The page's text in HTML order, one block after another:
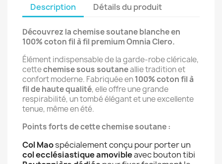
Description Détails du produit
Découvrez la chemise soutane blanche en
100% coton fil à fil premium Omnia Clero.
Élément indispensable de la garde-robe cléricale,
cette chemise sous soutane allie tradition et
confort moderne. Fabriquée en 100% coton fil à
fil de haute qualité, elle offre une grande
respirabilité, un tombé élégant et une excellente
tenue, même en été.
Points forts de cette chemise soutane :
Col Maospécialement conçu pour porter un
col ecclésiastique amovibleavec bouton tibi